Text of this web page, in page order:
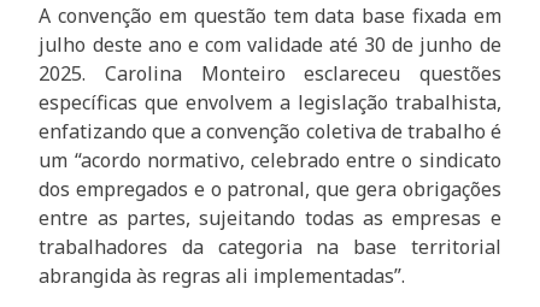
A convenção em questão tem data base fixada em
julho deste ano e com validade até 30 de junho de
2025. Carolina Monteiro esclareceu questões
específicas que envolvem a legislação trabalhista,
enfatizando que a convenção coletiva de trabalho é
um “acordo normativo, celebrado entre o sindicato
dos empregados e o patronal, que gera obrigações
entre as partes, sujeitando todas as empresas e
trabalhadores da categoria na base territorial
abrangida às regras ali implementadas”.